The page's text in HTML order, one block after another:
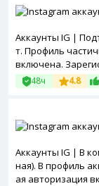
Аккаунты IG |
т. Профиль
включена.
48ч 4.8
Аккаунты IG | В
ная). В профиль
ая авторизация